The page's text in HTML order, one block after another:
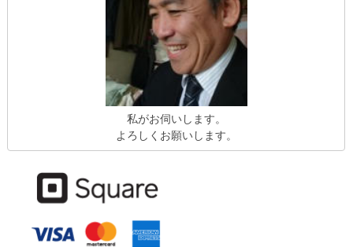
私がお伺いします。
よろしくお願いします。